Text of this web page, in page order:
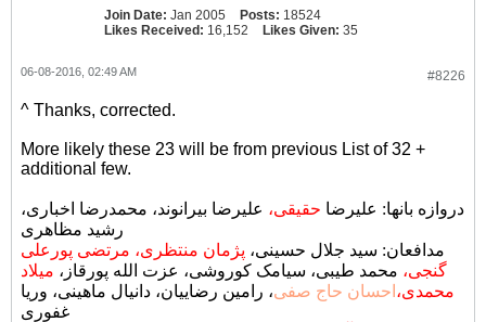
Join Date: Jan 2005 Posts: 18524
Likes Received: 16,152 Likes Given: 35
#8226
06-08-2016, 02:49 AM
^ Thanks, corrected.
More likely these 23 will be from previous List of 32 +
additional few.
دروازه بانها: علیرضا حقیقی، علیرضا بیرانوند، محمدرضا اخباری،
رشید مظاهری
مدافعان: سید جلال حسینی، پژمان منتظری، مرتضی پورعلی
گنجی، محمد طیبی، سیامک کوروشی، عزت الله پورقاز، میلاد
محمدی، احسان حاج صفی، رامین رضاییان، دانیال ماهینی، وریا
غفوری